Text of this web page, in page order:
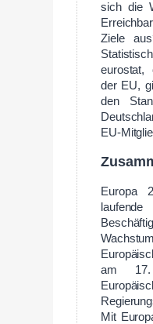
sich die
Ziele
eurostat,
der EU,
den
EU-
Europa
am
Mit